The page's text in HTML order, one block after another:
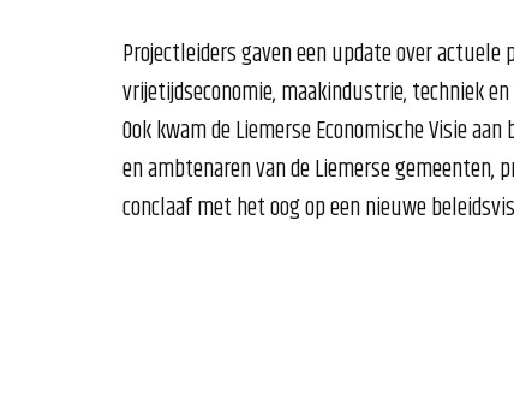
Projectleiders gaven een update over
vrijetijdseconomie, maakindustrie, techniek
Ook kwam de Liemerse Economische Visie
en ambtenaren van de Liemerse gemeenten,
conclaaf met het oog op een nieuwe